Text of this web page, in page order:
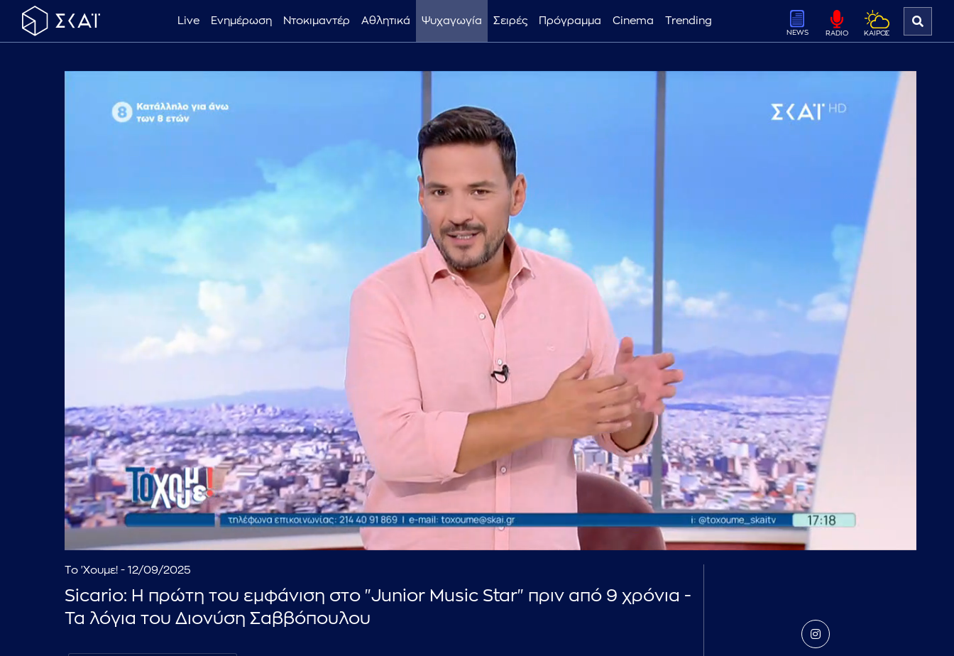
Live Ενημέρωση Ντοκιμαντέρ Αθλητικά Ψυχαγωγία Σειρές Πρόγραμμα Cinema Trending
NEWS RADIO ΚΑΙΡΟΣ
...πληκτρολογήστε κείμενο προς αναζήτηση
Το 'Χουμε! - 12/09/2025
Sicario: Η πρώτη του εμφάνιση στο "Junior Music Star" πριν από 9 χρόνια -
Τα λόγια του Διονύση Σαββόπουλου